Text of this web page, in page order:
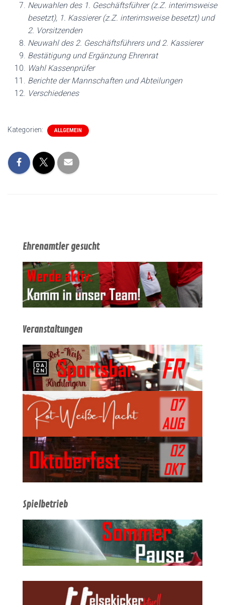
Neuwahlen des 1. Geschäftsführer (z.Z. interimsweise
besetzt), 1. Kassierer (z.Z. interimsweise besetzt) und
2. Vorsitzenden
Neuwahl des 2. Geschäftsführers und 2. Kassierer
Bestätigung und Ergänzung Ehrenrat
Wahl Kassenprüfer
Berichte der Mannschaften und Abteilungen
Verschiedenes
Kategorien: ALLGEMEIN
Ehrenamtler gesucht
Veranstaltungen
Spielbetrieb